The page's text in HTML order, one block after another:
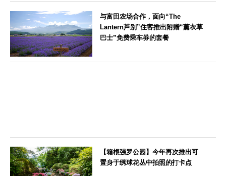
与富田农场合作，面向“The
Lantern芦别”住客推出附赠“薰衣草
巴士”免费乘车券的套餐
【箱根强罗公园】今年再次推出可
置身于绣球花丛中拍照的打卡点